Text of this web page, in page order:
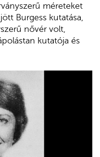
méreteket
Burgess kutatása,
nővér volt,
kutatója és